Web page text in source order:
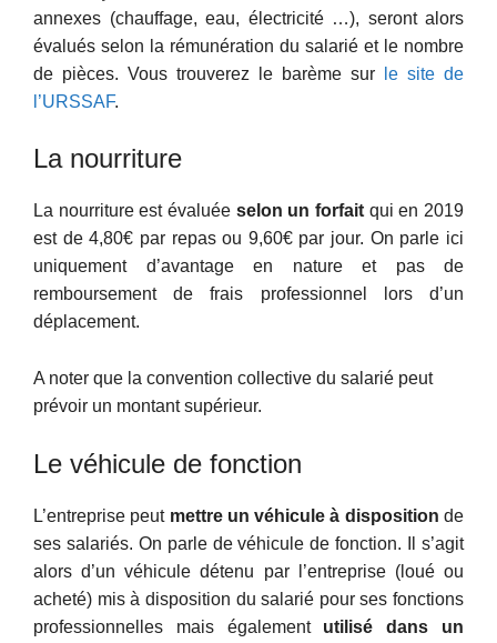
annexes (chauffage, eau, électricité …), seront alors
évalués selon la rémunération du salarié et le nombre
de pièces. Vous trouverez le barème sur
le site de
l’URSSAF.
La nourriture
La nourriture est évaluée selon un forfait qui en 2019
est de 4,80€ par repas ou 9,60€ par jour. On parle ici
uniquement d’avantage en nature et pas de
remboursement de frais professionnel lors d’un
déplacement.
A noter que la convention collective du salarié peut
prévoir un montant supérieur.
Le véhicule de fonction
L’entreprise peut mettre un véhicule à disposition de
ses salariés. On parle de véhicule de fonction. Il s’agit
alors d’un véhicule détenu par l’entreprise (loué ou
acheté) mis à disposition du salarié pour ses fonctions
professionnelles mais également utilisé dans un